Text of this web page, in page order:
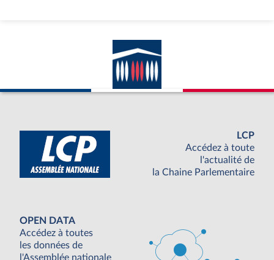
LCP
Accédez à toute
l'actualité de
la Chaine Parlementaire
OPEN DATA
Accédez à toutes
les données de
l'Assemblée nationale